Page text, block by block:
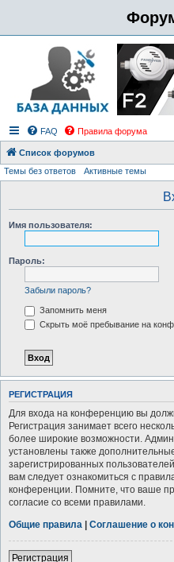
FAQ Правила форума
Список форумов
Темы без ответов Активные темы
Имя пользователя:
Пароль:
Забыли пароль?
Запомнить меня
Скрыть моё пребывание на
РЕГИСТРАЦИЯ
Для входа на конференцию вы
Регистрация занимает всего
более широкие возможности.
установлены также
зарегистрированных
вам следует ознакомиться с
конференции. Помните, что ваше
согласие со всеми правилами.
Общие правила | Соглашение о
Регистрация